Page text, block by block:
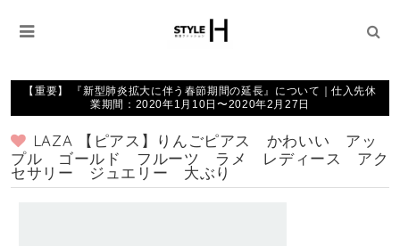
【重要】 『新型肺炎拡大に伴う春節期間の延長』について｜仕入先休
業期間：2020年1月10日〜2020年2月27日
LAZA 【ピアス】りんごピアス かわいい アッ
プル ゴールド フルーツ ラメ レディース アク
セサリー ジュエリー 大ぶり